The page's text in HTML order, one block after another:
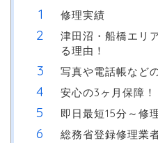
修理実績
津田沼・船橋エリ
る理由！
写真や電話帳など
安心の3ヶ月保障！
即日最短15分～修
総務省登録修理業